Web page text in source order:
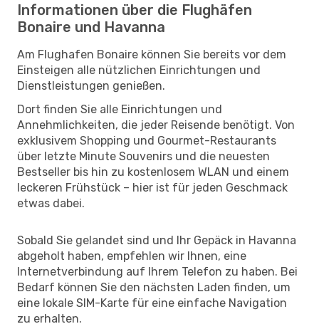
Informationen über die Flughäfen
Bonaire und Havanna
Am Flughafen Bonaire können Sie bereits vor dem
Einsteigen alle nützlichen Einrichtungen und
Dienstleistungen genießen.
Dort finden Sie alle Einrichtungen und
Annehmlichkeiten, die jeder Reisende benötigt. Von
exklusivem Shopping und Gourmet-Restaurants
über letzte Minute Souvenirs und die neuesten
Bestseller bis hin zu kostenlosem WLAN und einem
leckeren Frühstück – hier ist für jeden Geschmack
etwas dabei.
Sobald Sie gelandet sind und Ihr Gepäck in Havanna
abgeholt haben, empfehlen wir Ihnen, eine
Internetverbindung auf Ihrem Telefon zu haben. Bei
Bedarf können Sie den nächsten Laden finden, um
eine lokale SIM-Karte für eine einfache Navigation
zu erhalten.